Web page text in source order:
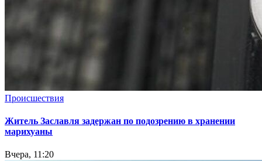
Происшествия
Житель Заславля задержан по подозрению в хранении
марихуаны
Вчера, 11:20